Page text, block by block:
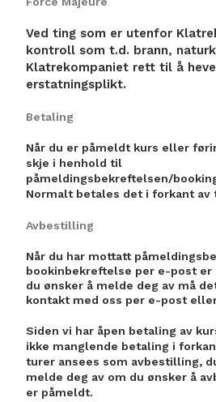
Ved ting som er utenfor
kontroll som t.d. brann,
Klatrekompaniet rett til å
erstatningsplikt.
Betaling
Når du er påmeldt kurs eller
skje i henhold til
påmeldingsbekreftelsen/
Normalt betales det i forkant av
Avbestilling
Når du har mottatt
bookinbekreftelse per e-post er
du ønsker å melde deg av må
kontakt med oss per e-post
Siden vi har åpen betaling av
ikke manglende betaling i
turer ansees som avbestilling,
melde deg av om du ønsker å
er påmeldt.